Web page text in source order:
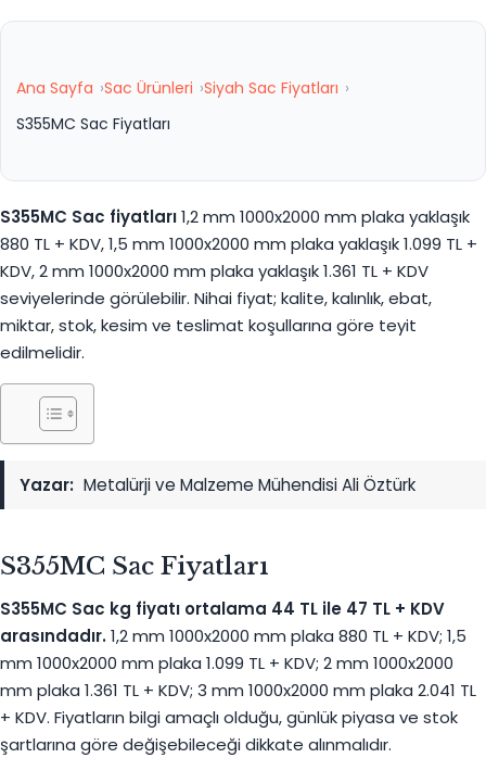
Ana Sayfa Sac Ürünleri Siyah Sac Fiyatları
S355MC Sac Fiyatları
S355MC Sac fiyatları1,2 mm 1000x2000 mm plaka yaklaşık
880 TL + KDV, 1,5 mm 1000x2000 mm plaka yaklaşık 1.099 TL +
KDV, 2 mm 1000x2000 mm plaka yaklaşık 1.361 TL + KDV
seviyelerinde görülebilir. Nihai fiyat; kalite, kalınlık, ebat,
miktar, stok, kesim ve teslimat koşullarına göre teyit
edilmelidir.
Yazar: Metalürji ve Malzeme Mühendisi Ali Öztürk
S355MC Sac Fiyatları
S355MC Sac kg fiyatı ortalama 44 TL ile 47 TL + KDV
arasındadır.1,2 mm 1000x2000 mm plaka 880 TL + KDV; 1,5
mm 1000x2000 mm plaka 1.099 TL + KDV; 2 mm 1000x2000
mm plaka 1.361 TL + KDV; 3 mm 1000x2000 mm plaka 2.041 TL
+ KDV. Fiyatların bilgi amaçlı olduğu, günlük piyasa ve stok
şartlarına göre değişebileceği dikkate alınmalıdır.